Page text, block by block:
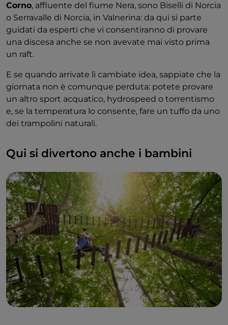
Corno, affluente del fiume Nera, sono Biselli di Norcia
o Serravalle di Norcia, in Valnerina: da qui si parte
guidati da esperti che vi consentiranno di provare
una discesa anche se non avevate mai visto prima
un raft.
E se quando arrivate lì cambiate idea, sappiate che la
giornata non è comunque perduta: potete provare
un altro sport acquatico, hydrospeed o torrentismo
e, se la temperatura lo consente, fare un tuffo da uno
dei trampolini naturali.
Qui si divertono anche i bambini